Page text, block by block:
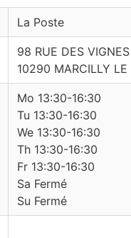
La Poste
98 RUE DES VIGNES
10290 MARCILLY LE
Mo 13:30-16:30
Tu 13:30-16:30
We 13:30-16:30
Th 13:30-16:30
Fr 13:30-16:30
Sa Fermé
Su Fermé